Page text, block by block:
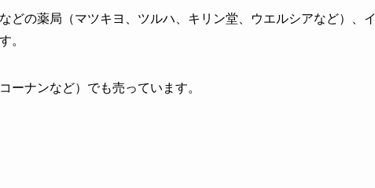
どの薬局（マツキヨ、ツルハ、キリン堂、ウエルシアなど）、イ
。
ーナンなど）でも売っています。